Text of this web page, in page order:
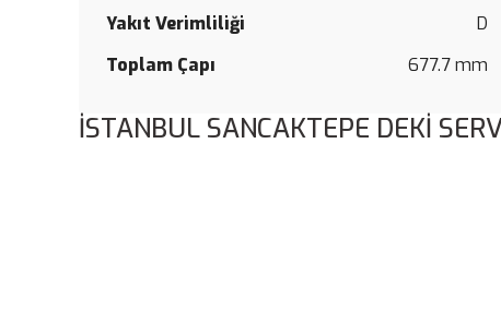
Yakıt Verimliliği
D
Toplam Çapı
677.7 mm
İSTANBUL SANCAKTEPE DEKİ